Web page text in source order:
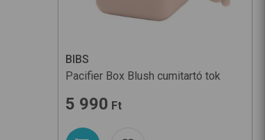
BIBS
Pacifier Box Blush cumitartó tok
5 990 Ft